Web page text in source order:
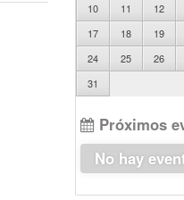
10
11 12
17
18 19
24
25 26
31
Próximos
No hay